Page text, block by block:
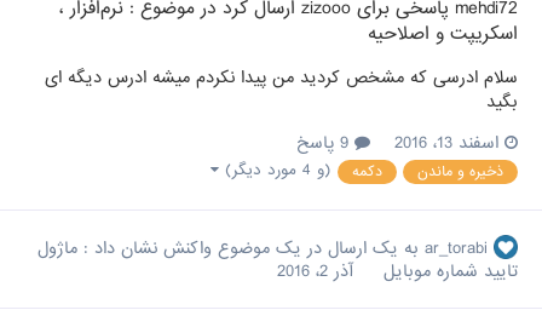
mehdi72 پاسخی برای zizooo ارسال کرد در موضوع : نرم‌افزار ،
اسکریپت و اصلاحیه
سلام ادرسی که مشخص کردید من پیدا نکردم میشه ادرس دیگه ای
بگید
اسفند 13، 2016
ذخیره و ماندن دکمه (و 4 مورد دیگر)
ar_torabi به یک ارسال در یک موضوع واکنش نشان داد : ماژول
تایید شماره موبایل
آذر 2، 2016